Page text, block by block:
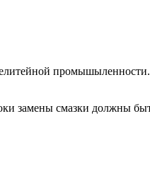
замены смазки должны